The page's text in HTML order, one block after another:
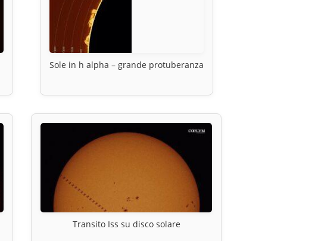
Sole in h alpha – grande protuberanza
Transito Iss su disco solare